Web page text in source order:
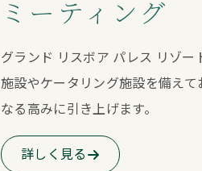
ミーティング
グランド リスボア パレス リゾ
施設やケータリング施設を備え
なる高みに引き上げます。
詳しく見る